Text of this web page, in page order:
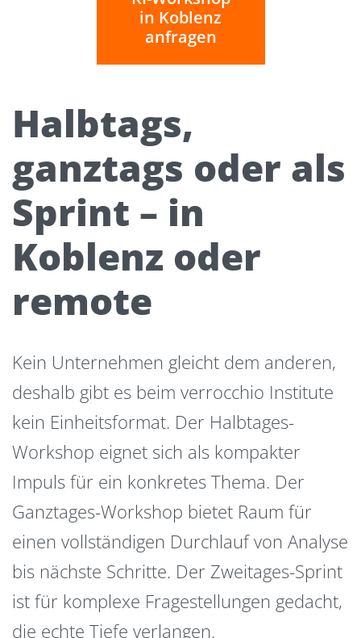
in Koblenz
anfragen
Halbtags,
ganztags oder als
Sprint – in
Koblenz oder
remote
Kein Unternehmen gleicht dem anderen,
deshalb gibt es beim verrocchio Institute
kein Einheitsformat. Der Halbtages-
Workshop eignet sich als kompakter
Impuls für ein konkretes Thema. Der
Ganztages-Workshop bietet Raum für
einen vollständigen Durchlauf von Analyse
bis nächste Schritte. Der Zweitages-Sprint
ist für komplexe Fragestellungen gedacht,
die echte Tiefe verlangen.